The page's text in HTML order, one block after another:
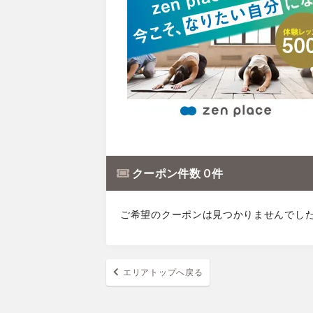
クーポン件数 0 件
ご希望のクーポンは見つかりませんでし
エリアトップへ戻る